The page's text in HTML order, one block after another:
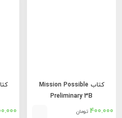
کتاب Mission Possible
Preliminary 3B
400.000 تومان